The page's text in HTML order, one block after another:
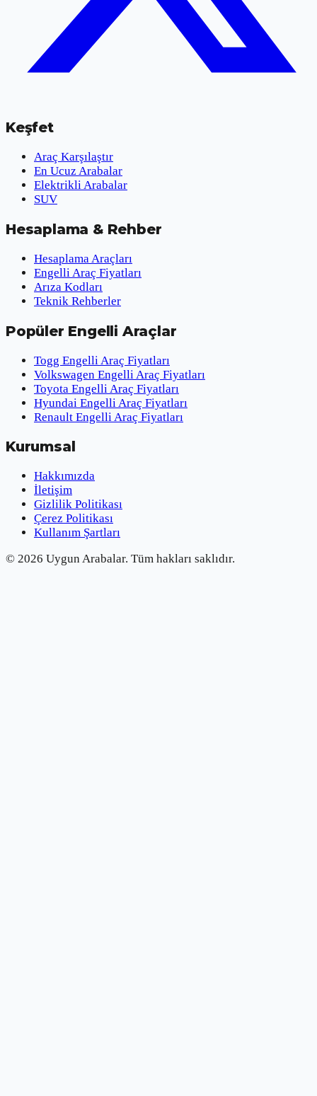
Keşfet
Araç Karşılaştır
En Ucuz Arabalar
Elektrikli Arabalar
SUV
Hesaplama & Rehber
Hesaplama Araçları
Engelli Araç Fiyatları
Arıza Kodları
Teknik Rehberler
Popüler Engelli Araçlar
Togg Engelli Araç Fiyatları
Volkswagen Engelli Araç Fiyatları
Toyota Engelli Araç Fiyatları
Hyundai Engelli Araç Fiyatları
Renault Engelli Araç Fiyatları
Kurumsal
Hakkımızda
İletişim
Gizlilik Politikası
Çerez Politikası
Kullanım Şartları
© 2026 Uygun Arabalar. Tüm hakları saklıdır.